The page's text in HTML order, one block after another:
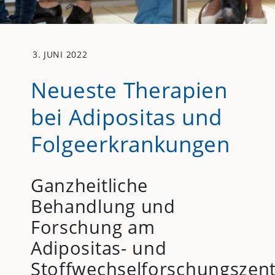
3. JUNI 2022
Neueste Therapien
bei Adipositas und
Folgeerkrankungen
Ganzheitliche
Behandlung und
Forschung am
Adipositas- und